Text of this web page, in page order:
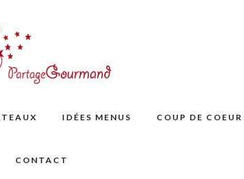
IDÉES MENUS COUP DE COEUR
CONTACT